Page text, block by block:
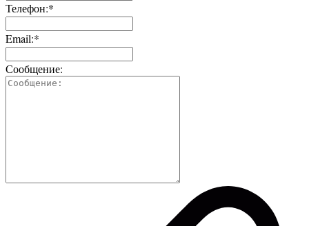
Телефон:*
Email:*
Сообщение: